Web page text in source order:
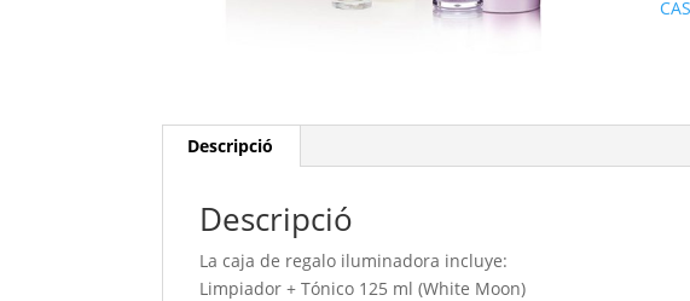
Descripció
Descripció
La caja de regalo iluminadora incluye:
Limpiador + Tónico 125 ml (White Moon)